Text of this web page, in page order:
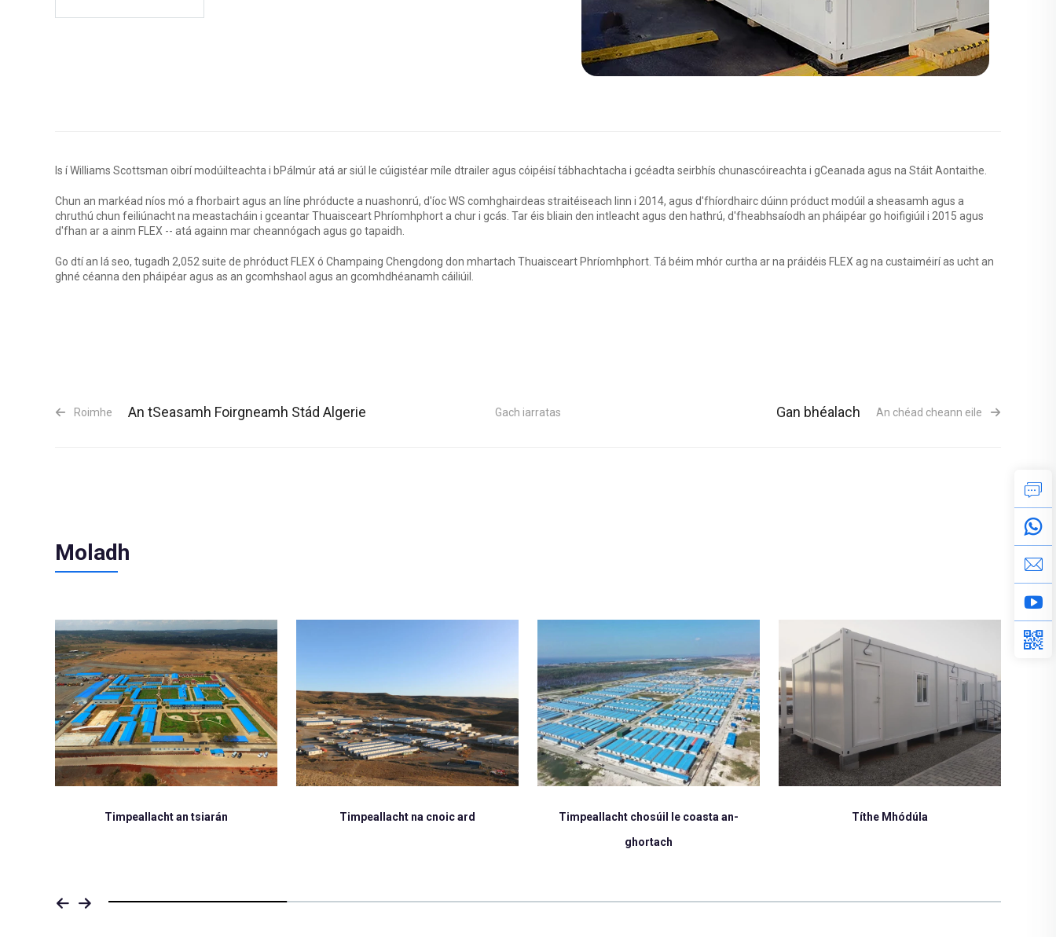
Is í Williams Scottsman oibrí modúilteachta i bPálmúr atá ar siúl le cúigistéar míle dtrailer agus cóipéisí tábhachtacha i gcéadta seirbhís chunascóireachta i gCeanada agus na Stáit Aontaithe.
Chun an markéad níos mó a fhorbairt agus an líne phróducte a nuashonrú, d'íoc WS comhghairdeas straitéiseach linn i 2014, agus d'fhíordhairc dúinn próduct modúil a sheasamh agus a
chruthú chun feiliúnacht na meastacháin i gceantar Thuaisceart Phríomhphort a chur i gcás. Tar éis bliain den intleacht agus den hathrú, d'fheabhsaíodh an pháipéar go hoifigiúil i 2015 agus
d'fhan ar a ainm FLEX -- atá againn mar cheannógach agus go tapaidh.
Go dtí an lá seo, tugadh 2,052 suite de phróduct FLEX ó Champaing Chengdong don mhartach Thuaisceart Phríomhphort. Tá béim mhór curtha ar na práidéis FLEX ag na custaiméirí as ucht an
ghné céanna den pháipéar agus as an gcomhshaol agus an gcomhdhéanamh cáiliúil.
Roimhe An tSeasamh Foirgneamh Stád Algerie Gach iarratas An chéad cheann eile
Gan bhéalach
Moladh
Timpeallacht na cnoic ard
Timpeallacht chosúil le coasta an-
Títhe Mhódúla Teach réamhdhéanta